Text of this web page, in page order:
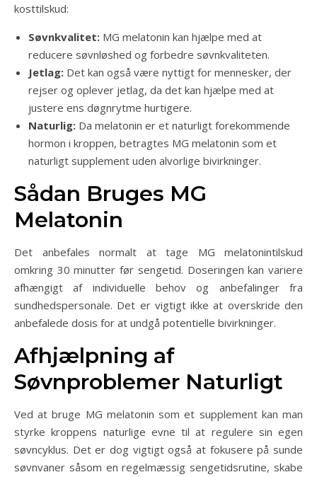
kosttilskud:
Søvnkvalitet: MG melatonin kan hjælpe med at
reducere søvnløshed og forbedre søvnkvaliteten.
Jetlag: Det kan også være nyttigt for mennesker, der
rejser og oplever jetlag, da det kan hjælpe med at
justere ens døgnrytme hurtigere.
Naturlig: Da melatonin er et naturligt forekommende
hormon i kroppen, betragtes MG melatonin som et
naturligt supplement uden alvorlige bivirkninger.
Sådan Bruges MG
Melatonin
Det anbefales normalt at tage MG melatonintilskud
omkring 30 minutter før sengetid. Doseringen kan variere
afhængigt af individuelle behov og anbefalinger fra
sundhedspersonale. Det er vigtigt ikke at overskride den
anbefalede dosis for at undgå potentielle bivirkninger.
Afhjælpning af
Søvnproblemer Naturligt
Ved at bruge MG melatonin som et supplement kan man
styrke kroppens naturlige evne til at regulere sin egen
søvncyklus. Det er dog vigtigt også at fokusere på sunde
søvnvaner såsom en regelmæssig sengetidsrutine, skabe